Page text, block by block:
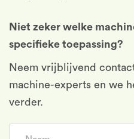
Niet zeker welke
specifieke toepassing?
Neem vrijblijvend
machine-experts en we
verder.